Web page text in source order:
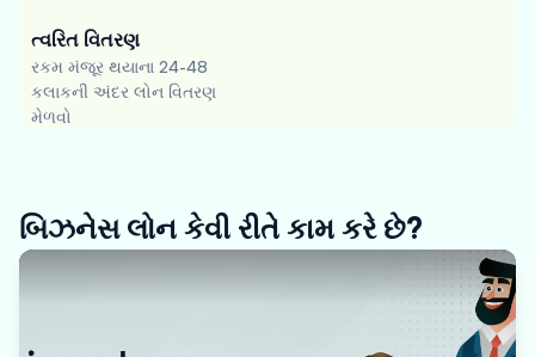
ત્વરિત વિતરણ
રકમ મંજૂર થયાના 24-48
કલાકની અંદર લોન વિતરણ
મેળવો
બિઝનેસ લોન કેવી રીતે કામ કરે છે?